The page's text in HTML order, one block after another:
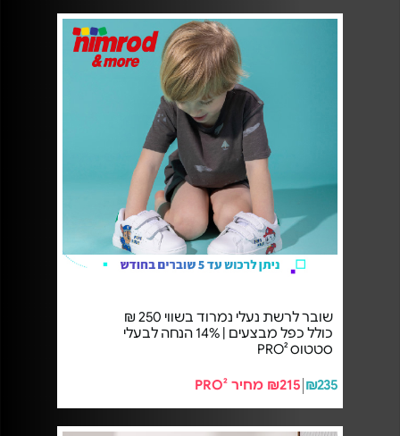
שובר לרשת נעלי נמרוד בשווי 250 ₪
כולל כפל מבצעים | 14% הנחה לבעלי
סטטוס PRO²
₪235 ₪215 מחיר PRO²